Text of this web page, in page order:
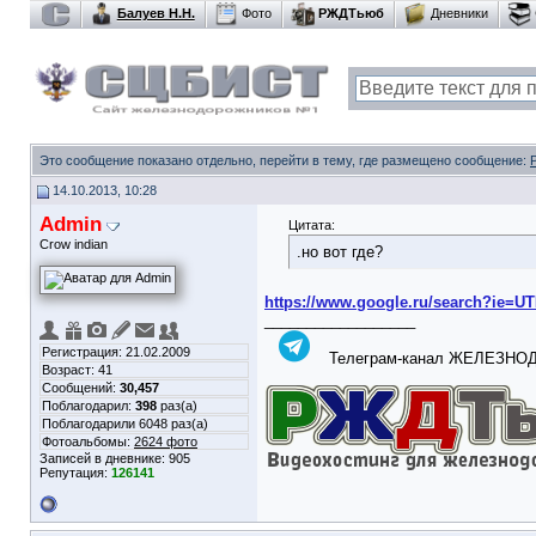
Балуев Н.Н. Фото РЖДТьюб Дневники
Это сообщение показано отдельно, перейти в тему, где размещено сообщение:
14.10.2013, 10:28
Admin
Crow indian
Регистрация: 21.02.2009
Возраст: 41
Сообщений: 30,457
Поблагодарил: 398 раз(а)
Поблагодарили 6048 раз(а)
Фотоальбомы: 2624 фото
Записей в дневнике: 905
Репутация: 126141
Цитата:
.но вот где?
https://www.google.ru/
Телеграм-канал